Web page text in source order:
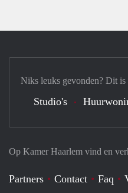
Op Kamer Haarlem vind en
Partners Contact Faq
Niks leuks gevonden? Dit is
Studio's